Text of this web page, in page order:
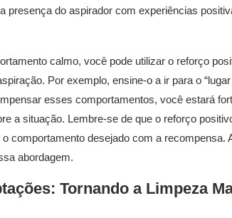
presença do aspirador com experiências
calmo, você pode utilizar o reforço
Por exemplo, ensine-o a ir para o
esses comportamentos, você estará
a situação. Lembre-se de que o reforço
comportamento desejado com a recompensa.
abordagem.
Tornando a Limpeza